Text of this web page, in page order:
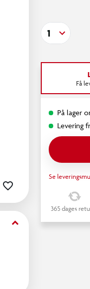
keyboard_arrow_down
1
Få
På lager
Levering
Se
365 dages